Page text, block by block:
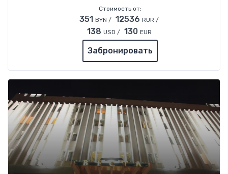
Стоимость от:
351 BYN / 12536 RUR /
138 USD / 130 EUR
Забронировать